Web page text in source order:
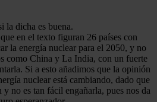
la dicha es buena.
en el texto figuran 26 países con
la energía nuclear para el 2050, y no
como China y La India, con un fuerte
Si a esto añadimos que la opinión
nuclear está cambiando, dado que
no es tan fácil engañarla, pues nos da